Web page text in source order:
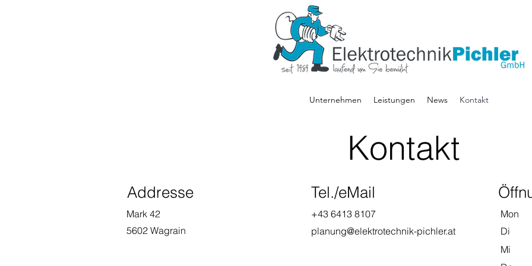
Unternehmen Leistungen News Kontakt
Kontakt
Addresse
Mark 42
5602 Wagrain
Tel./eMail
+43 6413 8107
planung@elektrotechnik-pichler.at
Mon
Di
Mi